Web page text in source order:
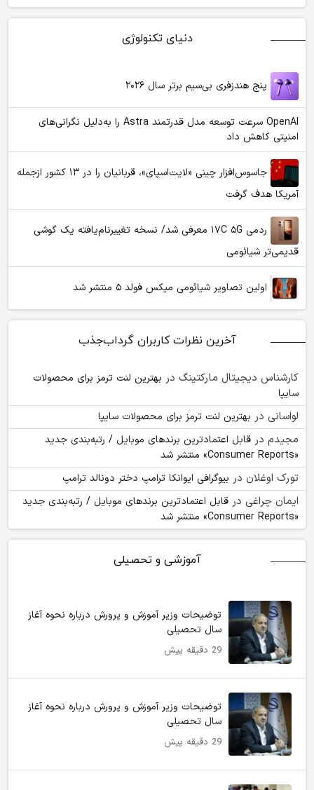
دنیای تکنولوژی
پنج هندزفری بی‌سیم برتر سال ۲۰۲۶
OpenAI سرعت توسعه مدل قدرتمند Astra را به‌دلیل نگرانی‌های
امنیتی کاهش داد
جاسوس‌افزار چینی «لایت‌اسپای»، قربانیان را در ۱۳ کشور ازجمله
آمریکا هدف گرفت
ردمی ۱۷C ۵G معرفی شد/ نسخه تغییرنام‌یافته یک گوشی
قدیمی‌تر شیائومی
اولین تصاویر شیائومی میکس فولد ۵ منتشر شد
آخرین نظرات کاربران گرداب‌جذب
کارشناس دیجیتال مارکتینگ در بهترین لنت ترمز برای محصولات
سایپا
لواسانی در بهترین لنت ترمز برای محصولات سایپا
مجیدم در قابل اعتمادترین برندهای موبایل / رتبه‌بندی جدید
«Consumer Reports» منتشر شد
تورک اوغلان در بیوگرافی ایوانکا ترامپ دختر دونالد ترامپ
ایمان چراغی در قابل اعتمادترین برندهای موبایل / رتبه‌بندی جدید
«Consumer Reports» منتشر شد
آموزشی و تحصیلی
توضیحات وزیر آموزش و پرورش درباره نحوه آغاز
سال تحصیلی
29 دقیقه پیش
توضیحات وزیر آموزش و پرورش درباره نحوه آغاز
سال تحصیلی
29 دقیقه پیش